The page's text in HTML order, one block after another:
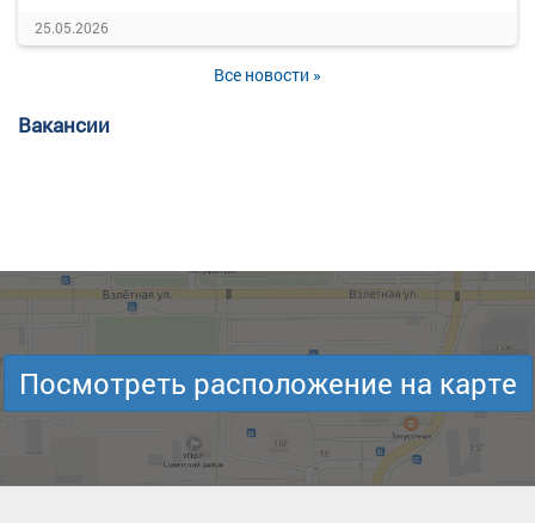
25.05.2026
Все новости »
Вакансии
Посмотреть расположение на карте